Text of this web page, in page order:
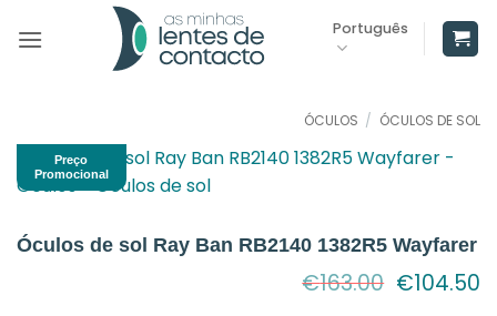
Português
ÓCULOS / ÓCULOS DE SOL
Preço
Promocional
Óculos de sol Ray Ban RB2140 1382R5 Wayfarer
€163.00 O
€104.50